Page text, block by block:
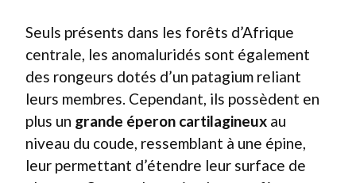
Seuls présents dans les forêts d’Afrique
centrale, les anomaluridés sont également
des rongeurs dotés d’un patagium reliant
leurs membres. Cependant, ils possèdent en
plus un grande éperon cartilagineux au
niveau du coude, ressemblant à une épine,
leur permettant d’étendre leur surface de